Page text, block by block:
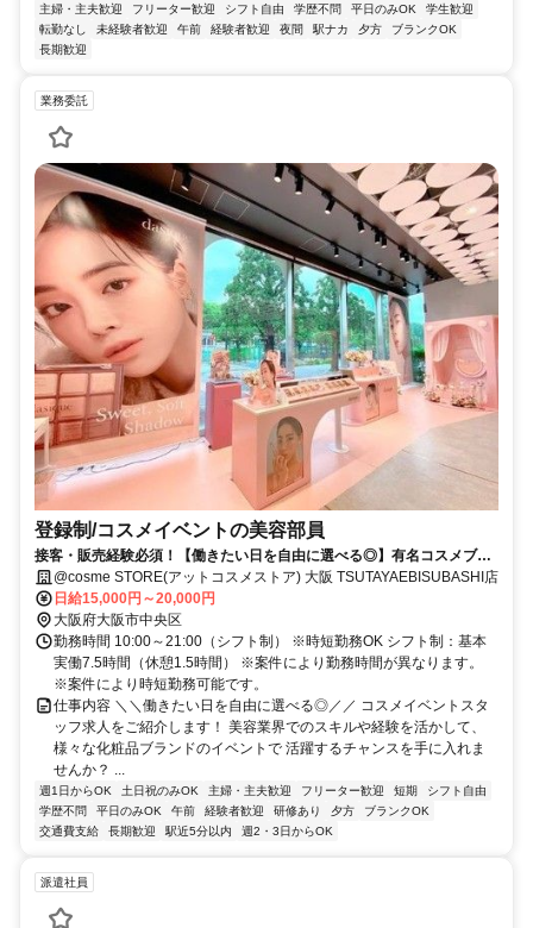
主婦・主夫歓迎
フリーター歓迎 シフト自由 学歴不問 平日のみOK
学生歓迎
転勤なし
未経験者歓迎 午前 経験者歓迎 夜間 駅ナカ 夕方
ブランクOK
長期歓迎
業務委託
登録制/コスメイベントの美容部員
接客・販売経験必須！【働きたい日を自由に選べる◎】有名コスメブラ
ンド多数！接客経験を活かして高収入◎
@cosme STORE(アットコスメストア) 大阪 TSUTAYAEBISUBASHI店
日給15,000円～20,000円
大阪府大阪市中央区
勤務時間 10:00～21:00（シフト制） ※時短勤務OK シフト制：基本
実働7.5時間（休憩1.5時間） ※案件により勤務時間が異なります。
※案件により時短勤務可能です。
仕事内容 ＼＼働きたい日を自由に選べる◎／／ コスメイベントスタ
ッフ求人をご紹介します！ 美容業界でのスキルや経験を活かして、
様々な化粧品ブランドのイベントで 活躍するチャンスを手に入れま
せんか？ ...
週1日からOK 土日祝のみOK 主婦・主夫歓迎 フリーター歓迎 短期
シフト自由
学歴不問
平日のみOK 午前 経験者歓迎 研修あり 夕方
ブランクOK
交通費支給
長期歓迎 駅近5分以内 週2・3日からOK
派遣社員